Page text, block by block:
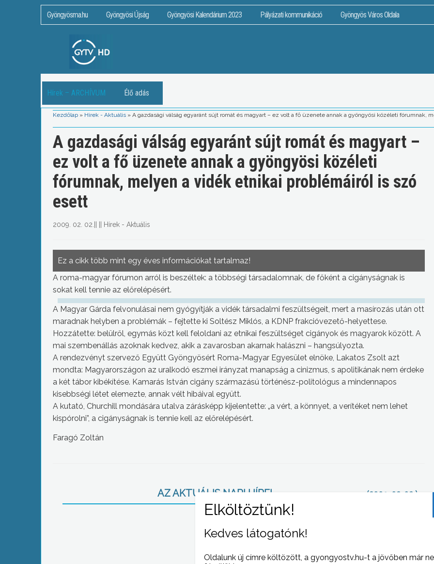
Gyöngyösma.hu Gyöngyösi Újság Gyöngyösi Kalendárium 2023 Pályázati kommunikáció Gyöngyös Város Oldala
Hírek – ARCHÍVUM Élő adás
Kezdőlap » Hírek - Aktuális » A gazdasági válság egyaránt sújt romát és magyart – ez volt a fő üzenete annak a gyöngyösi közéleti fórumnak,
A gazdasági válság egyaránt sújt romát és magyart –
ez volt a fő üzenete annak a gyöngyösi közéleti
fórumnak, melyen a vidék etnikai problémáiról is szó
esett
2009. 02. 02. Hírek - Aktuális
Ez a cikk több mint egy éves információkat tartalmaz!
A roma-magyar fórumon arról is beszéltek: a többségi társadalomnak, de főként a cigányságnak is
sokat kell tennie az előrelépésért.
A Magyar Gárda felvonulásai nem gyógyítják a vidék társadalmi feszültségeit, mert a masírozás után ott
maradnak helyben a problémák – fejtette ki Soltész Miklós, a KDNP frakcióvezető-helyettese.
Hozzátette: belülről, egymás közt kell feloldani az etnikai feszültséget cigányok és magyarok között. A
mai szembenállás azoknak kedvez, akik a zavarosban akarnak halászni – hangsúlyozta.
A rendezvényt szervező Együtt Gyöngyösért Roma-Magyar Egyesület elnöke, Lakatos Zsolt azt
mondta: Magyarországon az uralkodó eszmei irányzat manapság a cinizmus, s apolitikának nem érdeke
a két tábor kibékítése. Kamarás István cigány származású történész-politológus a mindennapos
kisebbségi létet elemezte, annak vélt hibáival együtt.
A kutató, Churchill mondására utalva zárásképp kijelentette: „a vért, a könnyet, a verítéket nem lehet
kispórolni”, a cigányságnak is tennie kell az előrelépésért.
Faragó Zoltán
AZ AKTUÁLIS NAPI HÍREI (2009-02-02 )
Kedves látogatónk!
Oldalunk új címre költözött, a gyongyostv.hu-t a jövőben már